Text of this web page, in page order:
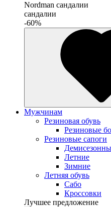
Nordman сандалии
сандалии
-60%
Мужчинам
Резиновая обувь
Резиновые
Резиновые сапоги
Летние
Зимние
Летняя обувь
Сабо
Кроссовки
Лучшее предложение